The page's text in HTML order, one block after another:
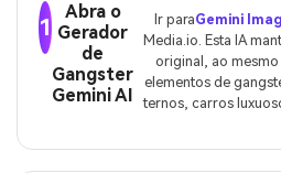
1
Abra o
Gerador
de
Gangster
Gemini AI
Ir paraGemini
Media.io. Esta IA
original, ao
elementos de
ternos, carros